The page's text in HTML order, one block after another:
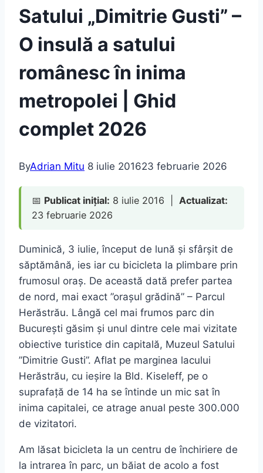
Satului „Dimitrie Gusti” –
O insulă a satului
românesc în inima
metropolei | Ghid
complet 2026
ByAdrian Mitu 8 iulie 201623 februarie 2026
📅 Publicat inițial: 8 iulie 2016 | Actualizat:
23 februarie 2026
Duminică, 3 iulie, început de lună și sfârșit de
săptămână, ies iar cu bicicleta la plimbare prin
frumosul oraș. De această dată prefer partea
de nord, mai exact ”orașul grădină” – Parcul
Herăstrău. Lângă cel mai frumos parc din
București găsim și unul dintre cele mai vizitate
obiective turistice din capitală, Muzeul Satului
”Dimitrie Gusti”. Aflat pe marginea lacului
Herăstrău, cu ieșire la Bld. Kiseleff, pe o
suprafață de 14 ha se întinde un mic sat în
inima capitalei, ce atrage anual peste 300.000
de vizitatori.
Am lăsat bicicleta la un centru de închiriere de
la intrarea în parc, un băiat de acolo a fost